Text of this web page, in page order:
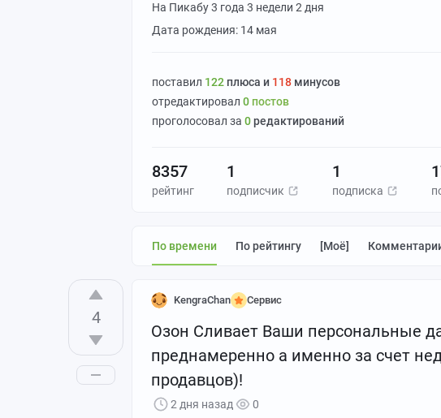
На Пикабу3 года 3 недели 2 дня
Дата рождения: 14 мая
поставил 122 плюса и 118 минусов
отредактировал 0 постов
проголосовал за 0редактирований
8357
рейтинг
1
подписчик
1
подписка
По времени По рейтингу [моё]
4
KengraChan Сервис
Озон Сливает Ваши персональные
преднамеренно а именно за счет
продавцов)!
2 дня назад 0